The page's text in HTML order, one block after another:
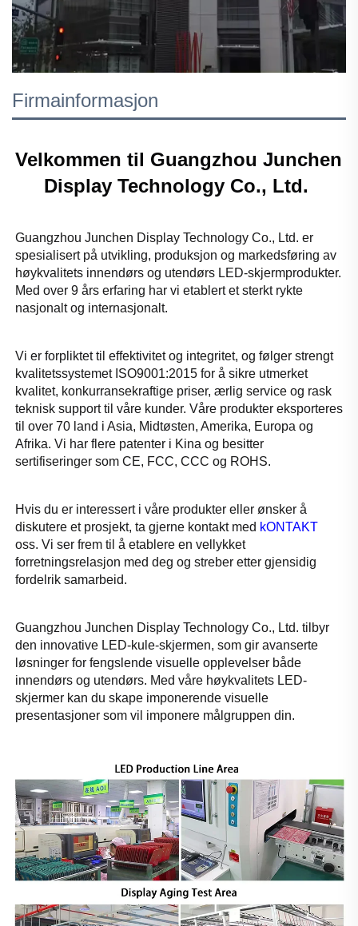
Firmainformasjon
Velkommen til Guangzhou Junchen
Display Technology Co., Ltd.
Guangzhou Junchen Display Technology Co., Ltd. er
spesialisert på utvikling, produksjon og markedsføring av
høykvalitets innendørs og utendørs LED-skjermprodukter.
Med over 9 års erfaring har vi etablert et sterkt rykte
nasjonalt og internasjonalt.
Vi er forpliktet til effektivitet og integritet, og følger strengt
kvalitetssystemet ISO9001:2015 for å sikre utmerket
kvalitet, konkurransekraftige priser, ærlig service og rask
teknisk support til våre kunder. Våre produkter eksporteres
til over 70 land i Asia, Midtøsten, Amerika, Europa og
Afrika. Vi har flere patenter i Kina og besitter
sertifiseringer som CE, FCC, CCC og ROHS.
Hvis du er interessert i våre produkter eller ønsker å
diskutere et prosjekt, ta gjerne kontakt med
oss. Vi ser frem til å etablere en vellykket
forretningsrelasjon med deg og streber etter gjensidig
fordelrik samarbeid.
Guangzhou Junchen Display Technology Co., Ltd. tilbyr
den innovative LED-kule-skjermen, som gir avanserte
løsninger for fengslende visuelle opplevelser både
innendørs og utendørs. Med våre høykvalitets LED-
skjermer kan du skape imponerende visuelle
presentasjoner som vil imponere målgruppen din.